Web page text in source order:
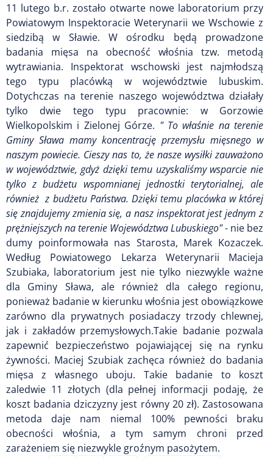
11 lutego b.r. zostało otwarte nowe laboratorium przy
Powiatowym Inspektoracie Weterynarii we Wschowie z
siedzibą w Sławie. W ośrodku będą prowadzone
badania mięsa na obecność włośnia tzw. metodą
wytrawiania. Inspektorat wschowski jest najmłodszą
tego typu placówką w województwie lubuskim.
Dotychczas na terenie naszego województwa działały
tylko dwie tego typu pracownie: w Gorzowie
Wielkopolskim i Zielonej Górze. " To właśnie na terenie
Gminy Sława mamy koncentrację przemysłu mięsnego w
naszym powiecie. Cieszy nas to, że nasze wysiłki zauważono
w województwie, gdyż dzięki temu uzyskaliśmy wsparcie nie
tylko z budżetu wspomnianej jednostki terytorialnej, ale
również z budżetu Państwa. Dzięki temu placówka w której
się znajdujemy zmienia się, a nasz inspektorat jest jednym z
prężniejszych na terenie Województwa Lubuskiego"- nie bez
dumy poinformowała nas Starosta, Marek Kozaczek.
Według Powiatowego Lekarza Weterynarii Macieja
Szubiaka, laboratorium jest nie tylko niezwykle ważne
dla Gminy Sława, ale również dla całego regionu,
ponieważ badanie w kierunku włośnia jest obowiązkowe
zarówno dla prywatnych posiadaczy trzody chlewnej,
jak i zakładów przemysłowych.Takie badanie pozwala
zapewnić bezpieczeństwo pojawiającej się na rynku
żywności. Maciej Szubiak zachęca również do badania
mięsa z własnego uboju. Takie badanie to koszt
zaledwie 11 złotych (dla pełnej informacji podaję, że
koszt badania dziczyzny jest równy 20 zł). Zastosowana
metoda daje nam niemal 100% pewności braku
obecności włośnia, a tym samym chroni przed
zarażeniem się niezwykle groźnym pasożytem.